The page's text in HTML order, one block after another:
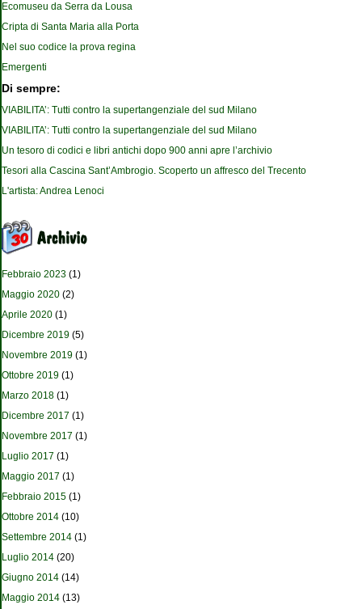
Ecomuseu da Serra da Lousa
Cripta di Santa Maria alla Porta
Nel suo codice la prova regina
Emergenti
Di sempre:
VIABILITA’: Tutti contro la supertangenziale del sud Milano
VIABILITA’: Tutti contro la supertangenziale del sud Milano
Un tesoro di codici e libri antichi dopo 900 anni apre l’archivio
Tesori alla Cascina Sant’Ambrogio. Scoperto un affresco del Trecento
L'artista: Andrea Lenoci
Febbraio 2023 (1)
Maggio 2020 (2)
Aprile 2020 (1)
Dicembre 2019 (5)
Novembre 2019 (1)
Ottobre 2019 (1)
Marzo 2018 (1)
Dicembre 2017 (1)
Novembre 2017 (1)
Luglio 2017 (1)
Maggio 2017 (1)
Febbraio 2015 (1)
Ottobre 2014 (10)
Settembre 2014 (1)
Luglio 2014 (20)
Giugno 2014 (14)
Maggio 2014 (13)